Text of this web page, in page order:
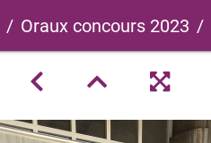
Oraux concours 2023